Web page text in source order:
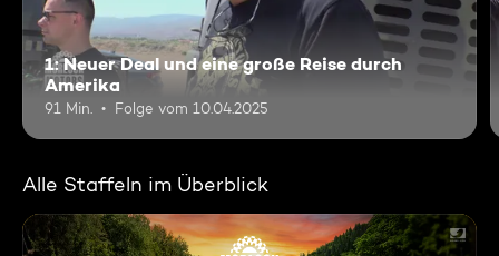
1: Neuer Deal und eine große Reise durch
Amerika
91 Min. Folge vom 10.04.2025
Alle Staffeln im Überblick